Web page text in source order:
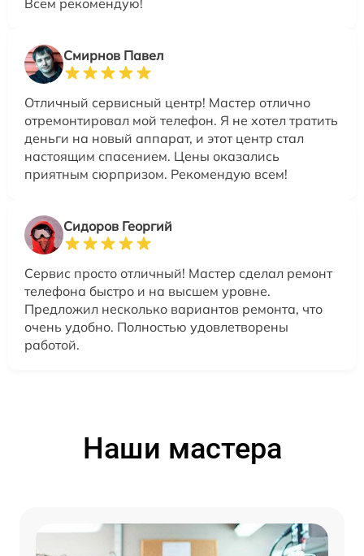
Всем рекомендую!
Смирнов Павел
Отличный сервисный центр! Мастер отлично
отремонтировал мой телефон. Я не хотел тратить
деньги на новый аппарат, и этот центр стал
настоящим спасением. Цены оказались
приятным сюрпризом. Рекомендую всем!
Сидоров Георгий
Сервис просто отличный! Мастер сделал ремонт
телефона быстро и на высшем уровне.
Предложил несколько вариантов ремонта, что
очень удобно. Полностью удовлетворены
работой.
Наши мастера